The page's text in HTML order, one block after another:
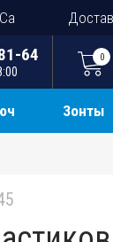
64 0
Зонты